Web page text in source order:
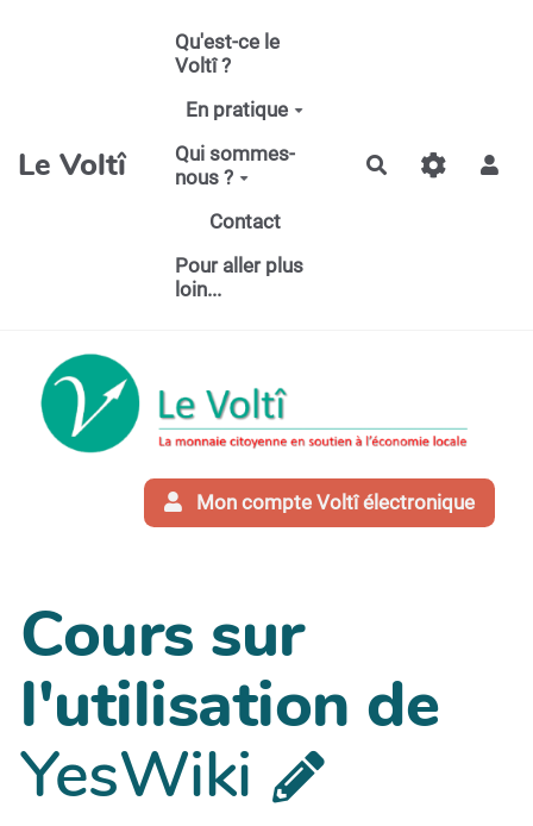
Aller au contenu principal
Le Voltî
Qu'est-ce le
Voltî ?
En pratique
Qui sommes-
nous ?
Contact
Pour aller plus
loin...
Rechercher
Mon compte Voltî électronique
Cours sur
l'utilisation de
YesWiki